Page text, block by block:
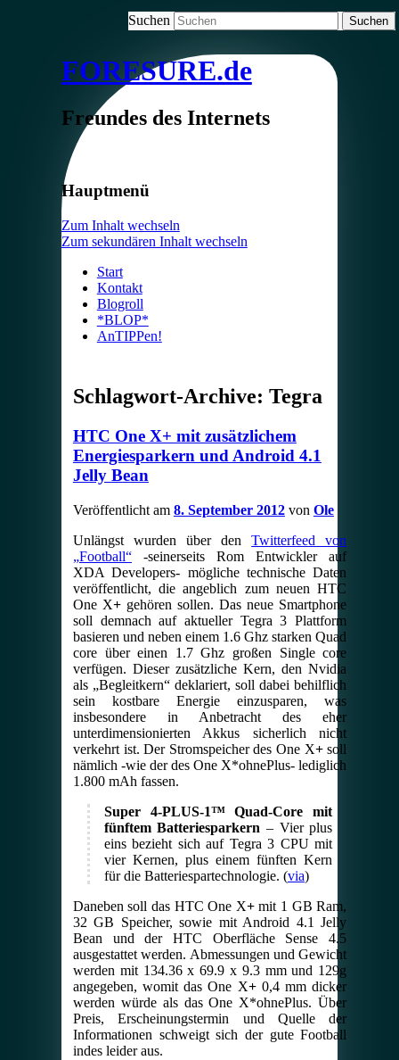
FORESURE.de
Freundes des Internets
Suchen
Hauptmenü
Zum Inhalt wechseln
Zum sekundären Inhalt wechseln
Start
Kontakt
Blogroll
*BLOP*
AnTIPPen!
Schlagwort-Archive: Tegra
HTC One X+ mit zusätzlichem
Energiesparkern und Android 4.1
Jelly Bean
Veröffentlicht am 8. September 2012 von Ole
Unlängst wurden über denTwitterfeed von
„Football“-seinerseits Rom Entwickler auf
XDA Developers- mögliche technische Daten
veröffentlicht, die angeblich zum neuen HTC
One X+gehören sollen. Das neue Smartphone
soll demnach auf aktueller Tegra 3 Plattform
basieren und neben einem 1.6 Ghz starken Quad
core über einen 1.7 Ghz großen Single core
verfügen. Dieser zusätzliche Kern, den Nvidia
als „Begleitkern“ deklariert, soll dabei behilflich
sein kostbare Energie einzusparen, was
insbesondere in Anbetracht des eher
unterdimensionierten Akkus sicherlich nicht
verkehrt ist. Der Stromspeicher des One X+soll
nämlich -wie der des One X*ohnePlus- lediglich
1.800 mAh fassen.
Super 4-PLUS-1™ Quad-Core mit
fünftem Batteriesparkern – Vier plus
eins bezieht sich auf Tegra 3 CPU mit
vier Kernen, plus einem fünften Kern
für die Batteriespartechnologie. (via)
Daneben soll das HTC One X+mit 1 GB Ram,
32 GB Speicher, sowie mit Android 4.1 Jelly
Bean und der HTC Oberfläche Sense 4.5
ausgestattet werden. Abmessungen und Gewicht
werden mit 134.36 x 69.9 x 9.3 mm und 129g
angegeben, womit das One X+0,4 mm dicker
werden würde als das One X*ohnePlus. Über
Preis, Erscheinungstermin und Quelle der
Informationen schweigt sich der gute Football
indes leider aus.